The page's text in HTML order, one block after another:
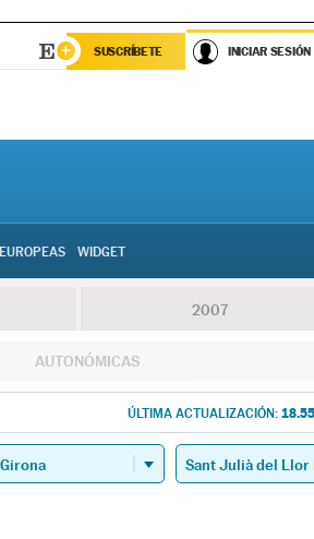
SUSCRÍBETE INICIAR SESIÓN
EUROPEAS WIDGET
2007
AUTONÓMICAS
ÚLTIMA ACTUALIZACIÓN: 18.55